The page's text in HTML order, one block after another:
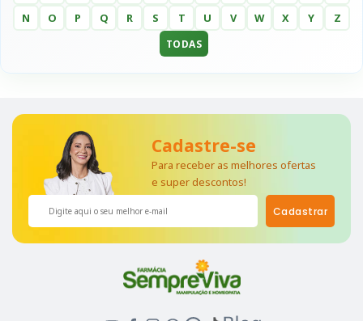
N
O P Q R S T U V W X Y Z
TODAS
Cadastre-se
Para receber as melhores ofertas
e super descontos!
Cadastrar